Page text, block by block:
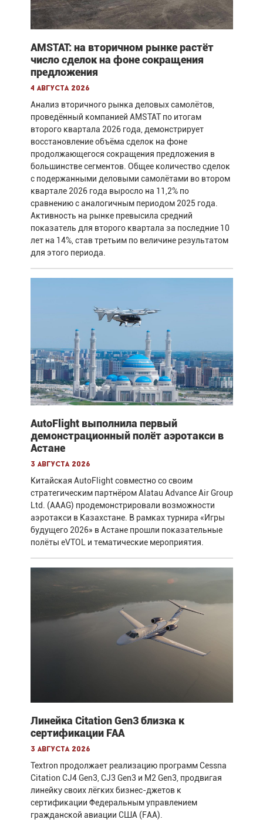
AMSTAT: на вторичном рынке растёт
число сделок на фоне сокращения
предложения
4 августа 2026
Анализ вторичного рынка деловых самолётов,
проведённый компанией AMSTAT по итогам
второго квартала 2026 года, демонстрирует
восстановление объёма сделок на фоне
продолжающегося сокращения предложения в
большинстве сегментов. Общее количество сделок
с подержанными деловыми самолётами во втором
квартале 2026 года выросло на 11,2% по
сравнению с аналогичным периодом 2025 года.
Активность на рынке превысила средний
показатель для второго квартала за последние 10
лет на 14%, став третьим по величине результатом
для этого периода.
AutoFlight выполнила первый
демонстрационный полёт аэротакси в
Астане
3 августа 2026
Китайская AutoFlight совместно со своим
стратегическим партнёром Alatau Advance Air Group
Ltd. (AAAG) продемонстрировали возможности
аэротакси в Казахстане. В рамках турнира «Игры
будущего 2026» в Астане прошли показательные
полёты eVTOL и тематические мероприятия.
Линейка Citation Gen3 близка к
сертификации FAA
3 августа 2026
Textron продолжает реализацию программ Cessna
Citation CJ4 Gen3, CJ3 Gen3 и M2 Gen3, продвигая
линейку своих лёгких бизнес-джетов к
сертификации Федеральным управлением
гражданской авиации США (FAA).